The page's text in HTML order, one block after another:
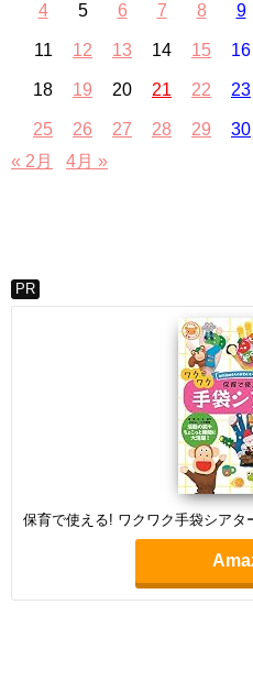
4 5 6 7 8 9
11 12 13 14 15 16
18 19 20 21 22 23
25 26 27 28 29 30
« 2月
4月 »
PR
保育で使える! ワクワク手袋シアタ